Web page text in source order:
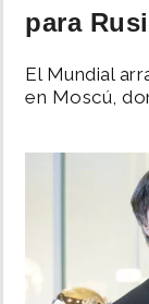
POLÍTICA
MUNDO
para
El Mundial
en Moscú,